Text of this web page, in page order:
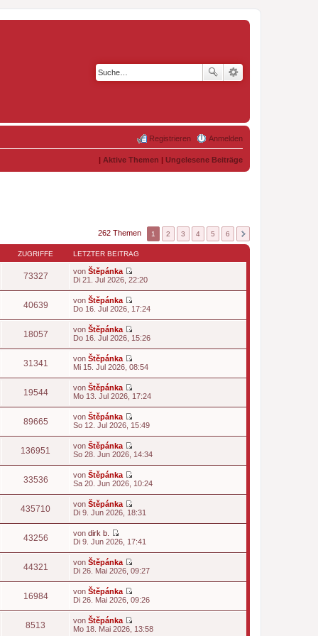
Anmelden
Registrieren
| Aktive Themen | Ungelesene Beiträge
262 Themen 1 2 3 4 5 6
ZUGRIFFE LETZTER BEITRAG
73327 von Štěpánka
N
s
t
r
i
t
r
g
Di 21. Jul 2026, 22:20
40639 von Štěpánka
N
s
t
r
i
t
r
g
Do 16. Jul 2026, 17:24
18057 von Štěpánka
N
s
t
r
i
t
r
g
Do 16. Jul 2026, 15:26
31341 von Štěpánka
N
s
t
r
t
r
g
Mi 15. Jul 2026, 08:54
19544 von Štěpánka
N
s
t
r
t
r
g
Mo 13. Jul 2026, 17:24
89665 von Štěpánka
N
s
t
r
i
t
r
g
So 12. Jul 2026, 15:49
136951 von Štěpánka
N
s
t
r
i
t
r
g
So 28. Jun 2026, 14:34
33536 von Štěpánka
N
s
t
r
i
t
r
g
Sa 20. Jun 2026, 10:24
435710 von Štěpánka
N
s
t
r
i
t
r
g
Di 9. Jun 2026, 18:31
43256 von dirk b.
N
e
s
t
e
r
i
t
Di 9. Jun 2026, 17:41
44321 von Štěpánka
N
s
t
r
Di 26. Mai 2026, 09:27
16984 von Štěpánka
N
s
Di 26. Mai 2026, 09:26
8513 von Štěpánka
N
Mo 18. Mai 2026, 13:58